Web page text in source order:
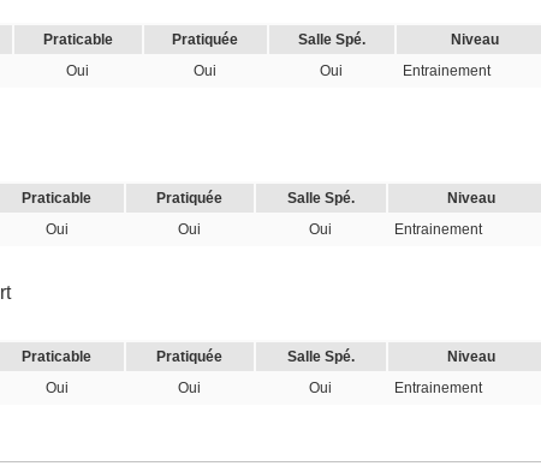
Praticable Pratiquée Salle Spé.
Niveau
Oui Oui Oui Entrainement
Praticable Pratiquée Salle Spé.
Niveau
Oui Oui Oui Entrainement
Praticable Pratiquée Salle Spé.
Niveau
Oui Oui Oui Entrainement